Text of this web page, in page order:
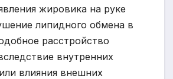
жировика на руке
липидного обмена в
расстройство
внутренних
влияния внешних